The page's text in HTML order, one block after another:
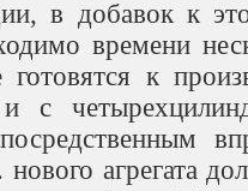
в добавок к
времени
к
с
агрегата